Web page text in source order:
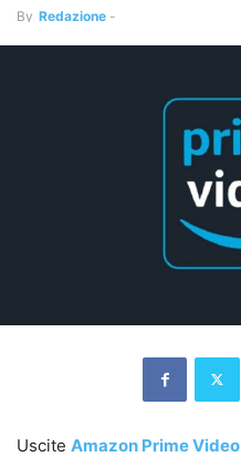
By Redazione -
Uscite Amazon Prime Video